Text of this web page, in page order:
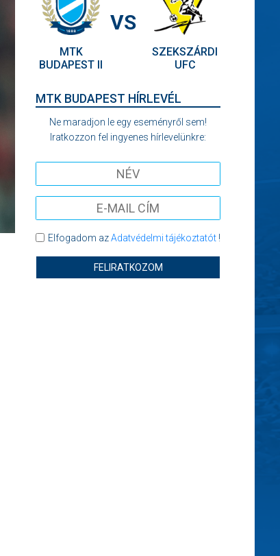
MTK
BUDAPEST II
VS
SZEKSZÁRDI
UFC
MTK BUDAPEST HÍRLEVÉL
Ne maradjon le egy eseményről sem!
Iratkozzon fel ingyenes hírlevelünkre:
Elfogadom azAdatvédelmi tájékoztatót!
FELIRATKOZOM